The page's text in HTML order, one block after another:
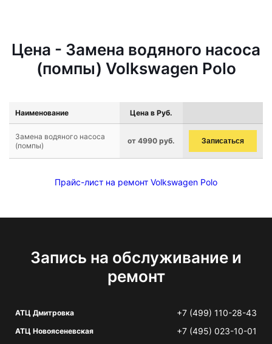
Цена - Замена водяного насоса
(помпы) Volkswagen Polo
Наименование Цена в Руб.
Замена водяного насоса
(помпы)
от 4990 руб. Записаться
Прайс-лист на ремонт Volkswagen Polo
Запись на обслуживание и
ремонт
АТЦ Дмитровка +7 (499) 110-28-43
АТЦ Новоясеневская +7 (495) 023-10-01